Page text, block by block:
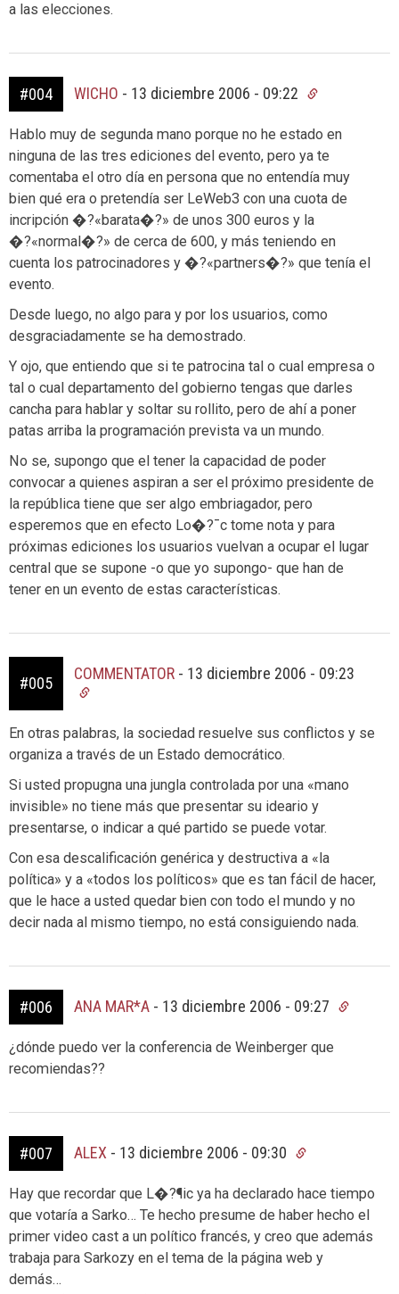
a las elecciones.
#004 WICHO - 13 diciembre 2006 - 09:22
Hablo muy de segunda mano porque no he estado en
ninguna de las tres ediciones del evento, pero ya te
comentaba el otro día en persona que no entendía muy
bien qué era o pretendía ser LeWeb3 con una cuota de
incripción �?«barata�?» de unos 300 euros y la
�?«normal�?» de cerca de 600, y más teniendo en
cuenta los patrocinadores y �?«partners�?» que tenía el
evento.
Desde luego, no algo para y por los usuarios, como
desgraciadamente se ha demostrado.
Y ojo, que entiendo que si te patrocina tal o cual empresa o
tal o cual departamento del gobierno tengas que darles
cancha para hablar y soltar su rollito, pero de ahí a poner
patas arriba la programación prevista va un mundo.
No se, supongo que el tener la capacidad de poder
convocar a quienes aspiran a ser el próximo presidente de
la república tiene que ser algo embriagador, pero
esperemos que en efecto Lo�?¯c tome nota y para
próximas ediciones los usuarios vuelvan a ocupar el lugar
central que se supone -o que yo supongo- que han de
tener en un evento de estas características.
#005
COMMENTATOR - 13 diciembre 2006 - 09:23
En otras palabras, la sociedad resuelve sus conflictos y se
organiza a través de un Estado democrático.
Si usted propugna una jungla controlada por una «mano
invisible» no tiene más que presentar su ideario y
presentarse, o indicar a qué partido se puede votar.
Con esa descalificación genérica y destructiva a «la
política» y a «todos los políticos» que es tan fácil de hacer,
que le hace a usted quedar bien con todo el mundo y no
decir nada al mismo tiempo, no está consiguiendo nada.
#006 ANA MAR*A - 13 diciembre 2006 - 09:27
¿dónde puedo ver la conferencia de Weinberger que
recomiendas??
#007 ALEX - 13 diciembre 2006 - 09:30
Hay que recordar que L�?¶ic ya ha declarado hace tiempo
que votaría a Sarko… Te hecho presume de haber hecho el
primer video cast a un político francés, y creo que además
trabaja para Sarkozy en el tema de la página web y
demás…